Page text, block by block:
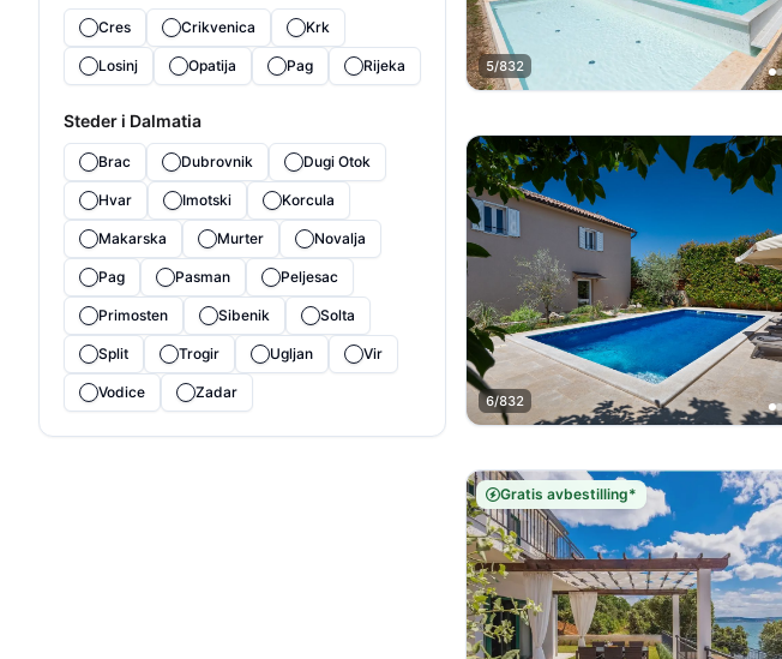
Cres Crikvenica Krk
Losinj Opatija Pag Rijeka
Steder i Dalmatia
Brac Dubrovnik Dugi Otok
Hvar Imotski Korcula
Makarska Murter Novalja
Pag Pasman Peljesac
Primosten Sibenik Solta
Split Trogir Ugljan Vir
Vodice Zadar
5/832
6/832
Gratis avbestilling*